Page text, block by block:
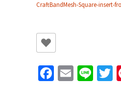
CraftBandMesh-Square-insert-
Fa E
Li T